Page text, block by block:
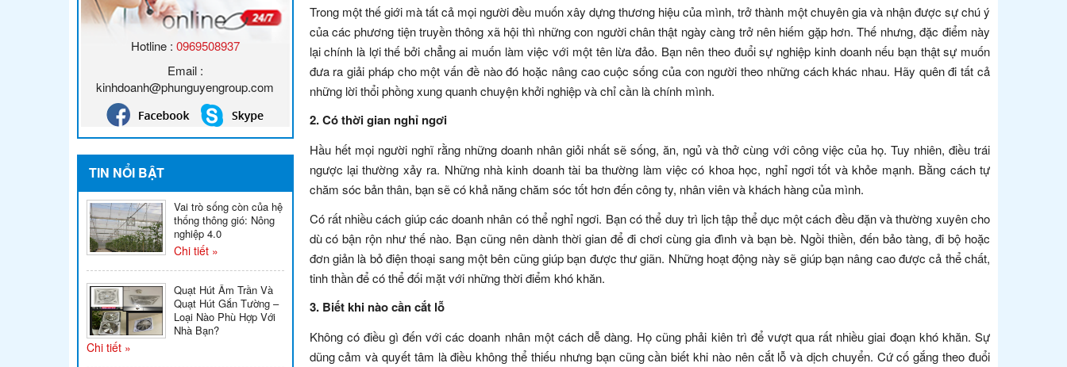
Hotline : 0969508937
Email :
kinhdoanh@phunguyengroup.com
TIN NỔI BẬT
Vai trò sống còn của hệ
thống thông gió: Nông
nghiệp 4.0
Chi tiết »
Quạt Hút Âm Trần Và
Quạt Hút Gắn Tường –
Loại Nào Phù Hợp Với
Nhà Bạn?
Chi tiết »
Trong một thế giới mà tất cả mọi người đều muốn xây dựng thương hiệu của mình, trở thành một chuyên gia và nhận được sự chú ý
của các phương tiện truyền thông xã hội thì những con người chân thật ngày càng trở nên hiếm gặp hơn. Thế nhưng, đặc điểm này
lại chính là lợi thế bởi chẳng ai muốn làm việc với một tên lừa đảo. Bạn nên theo đuổi sự nghiệp kinh doanh nếu bạn thật sự muốn
đưa ra giải pháp cho một vấn đề nào đó hoặc nâng cao cuộc sống của con người theo những cách khác nhau. Hãy quên đi tất cả
những lời thổi phồng xung quanh chuyện khởi nghiệp và chỉ cần là chính mình.
2. Có thời gian nghỉ ngơi
Hầu hết mọi người nghĩ rằng những doanh nhân giỏi nhất sẽ sống, ăn, ngủ và thở cùng với công việc của họ. Tuy nhiên, điều trái
ngược lại thường xảy ra. Những nhà kinh doanh tài ba thường làm việc có khoa học, nghỉ ngơi tốt và khỏe mạnh. Bằng cách tự
chăm sóc bản thân, bạn sẽ có khả năng chăm sóc tốt hơn đến công ty, nhân viên và khách hàng của mình.
Có rất nhiều cách giúp các doanh nhân có thể nghỉ ngơi. Bạn có thể duy trì lịch tập thể dục một cách đều đặn và thường xuyên cho
dù có bận rộn như thế nào. Bạn cũng nên dành thời gian để đi chơi cùng gia đình và bạn bè. Ngồi thiền, đến bảo tàng, đi bộ hoặc
đơn giản là bỏ điện thoại sang một bên cũng giúp bạn được thư giãn. Những hoạt động này sẽ giúp bạn nâng cao được cả thể chất,
tinh thần để có thể đối mặt với những thời điểm khó khăn.
3. Biết khi nào cần cắt lỗ
Không có điều gì đến với các doanh nhân một cách dễ dàng. Họ cũng phải kiên trì để vượt qua rất nhiều giai đoạn khó khăn. Sự
dũng cảm và quyết tâm là điều không thể thiếu nhưng bạn cũng cần biết khi nào nên cắt lỗ và dịch chuyển. Cứ cố gắng theo đuổi